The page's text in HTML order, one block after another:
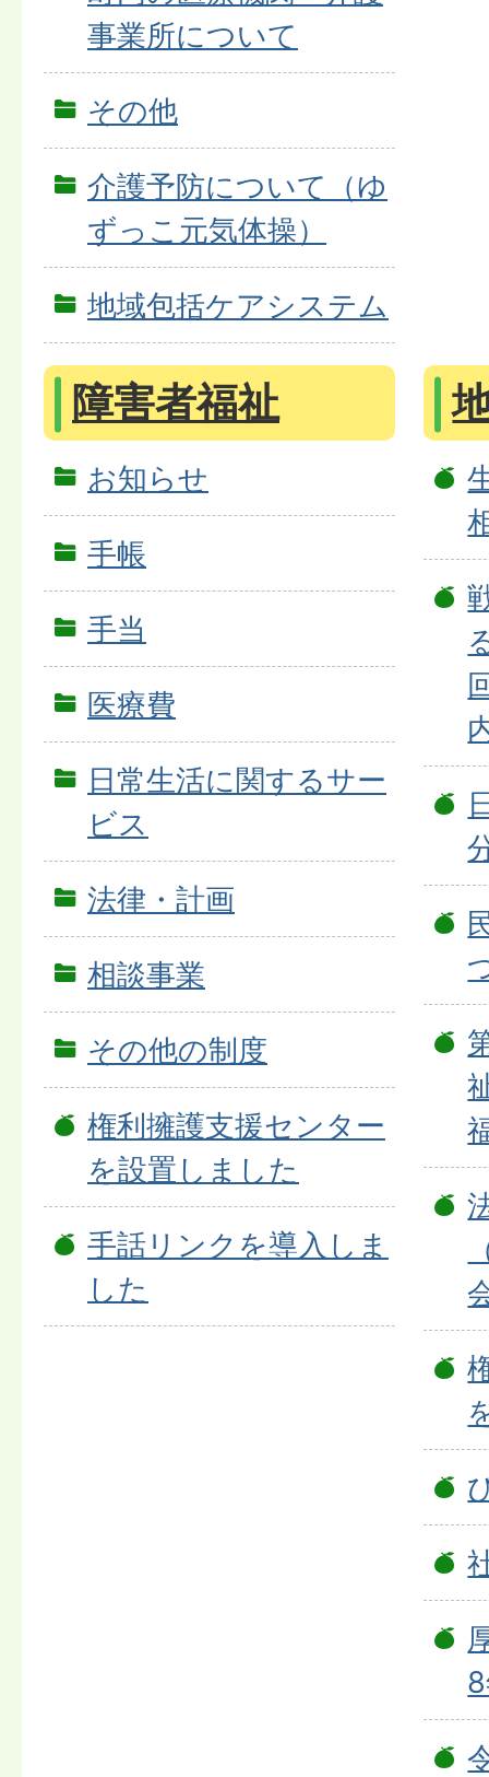
事業所について
その他
介護予防について（ゆ
ずっこ元気体操）
地域包括ケアシステム
障害者福祉
お知らせ
手帳
手当
医療費
日常生活に関するサー
ビス
法律・計画
相談事業
その他の制度
権利擁護支援センター
を設置しました
手話リンクを導入しま
した